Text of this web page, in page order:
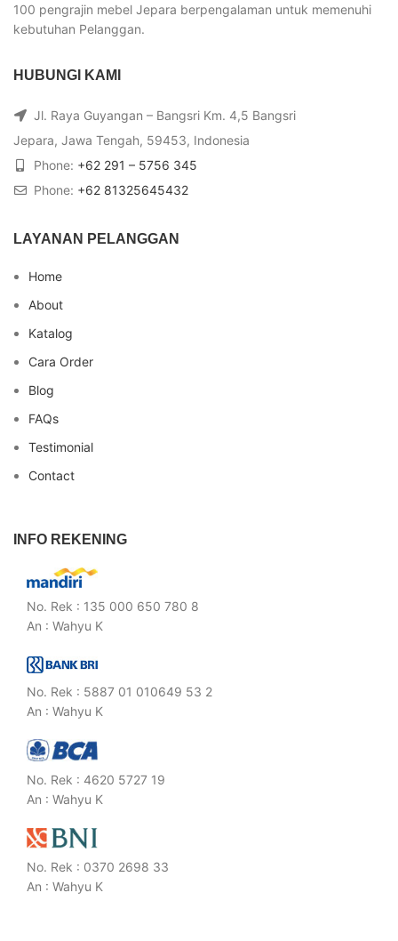
100 pengrajin mebel Jepara berpengalaman untuk memenuhi
kebutuhan Pelanggan.
HUBUNGI KAMI
Jl. Raya Guyangan – Bangsri Km. 4,5 Bangsri
Jepara, Jawa Tengah, 59453, Indonesia
Phone: +62 291 – 5756 345
Phone: +62 81325645432
LAYANAN PELANGGAN
Home
About
Katalog
Cara Order
Blog
FAQs
Testimonial
Contact
INFO REKENING
No. Rek : 135 000 650 780 8
An : Wahyu K
No. Rek : 5887 01 010649 53 2
An : Wahyu K
No. Rek : 4620 5727 19
An : Wahyu K
No. Rek : 0370 2698 33
An : Wahyu K